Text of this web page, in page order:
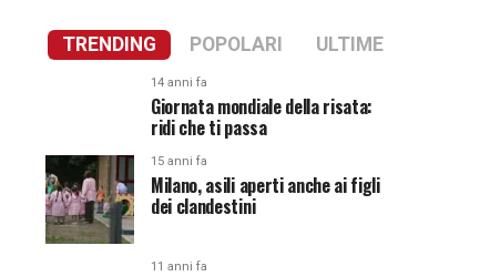
TRENDING POPOLARI ULTIME
14 anni fa
Giornata mondiale della risata:
ridi che ti passa
15 anni fa
Milano, asili aperti anche ai figli
dei clandestini
11 anni fa